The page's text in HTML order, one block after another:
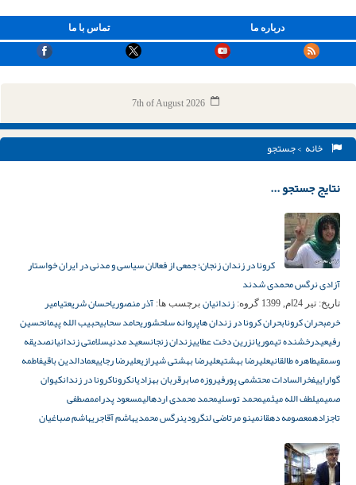
تماس با ما درباره ما
7th of August 2026
خانه > جستجو
نتایج جستجو ...
کرونا در زندان زنجان؛ جمعی از فعالان سیاسی و مدنی در ایران خواستار
آزادی نرگس محمدی شدند
تاریخ: تیر 24ام, 1399 گروه: زندانیان برچسب ها: آذر منصوریاحسان شریعتیامیر
خرمبحران کرونابحران کرونا در زندان هاپروانه سلحشوریحامد سحابیحبیب الله پیمانحسین
رفیعیدرخشنده تیموریانزرین دخت عطاییزندان زنجانسعید مدنیسلامتی زندانیانصدیقه
وسمقیطاهره طالقانیعلیرضا بهشتیعلیرضا بهشتی شیرازیعلیرضا رجاییعمادالدین باقیفاطمه
گواراییفخرالسادات محتشمی پورفیروزه صابرقربان بهزادیانکروناکرونا در زندانکیوان
صمیمیلطف الله میثمیمحمد توسلیمحمد محمدی اردهالیمسعود پدراممصطفی
تاجزادهمعصومه دهقانمینو مرتاضی لنگرودینرگس محمدیهاشم آقاجریهاشم صباغیان